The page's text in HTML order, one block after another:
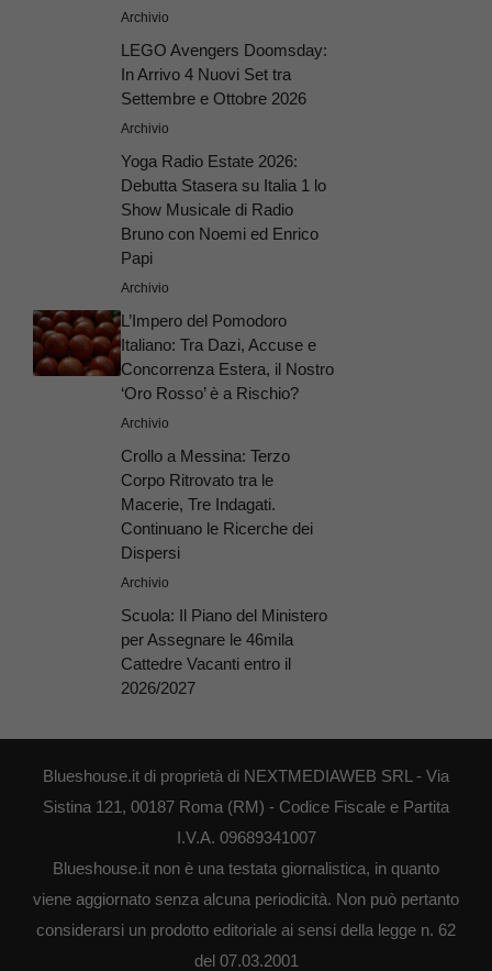
Archivio
LEGO Avengers Doomsday:
In Arrivo 4 Nuovi Set tra
Settembre e Ottobre 2026
Archivio
Yoga Radio Estate 2026:
Debutta Stasera su Italia 1 lo
Show Musicale di Radio
Bruno con Noemi ed Enrico
Papi
Archivio
L’Impero del Pomodoro
Italiano: Tra Dazi, Accuse e
Concorrenza Estera, il Nostro
‘Oro Rosso’ è a Rischio?
Archivio
Crollo a Messina: Terzo
Corpo Ritrovato tra le
Macerie, Tre Indagati.
Continuano le Ricerche dei
Dispersi
Archivio
Scuola: Il Piano del Ministero
per Assegnare le 46mila
Cattedre Vacanti entro il
2026/2027
Blueshouse.it di proprietà di NEXTMEDIAWEB SRL - Via
Sistina 121, 00187 Roma (RM) - Codice Fiscale e Partita
I.V.A. 09689341007
Blueshouse.it non è una testata giornalistica, in quanto
viene aggiornato senza alcuna periodicità. Non può pertanto
considerarsi un prodotto editoriale ai sensi della legge n. 62
del 07.03.2001